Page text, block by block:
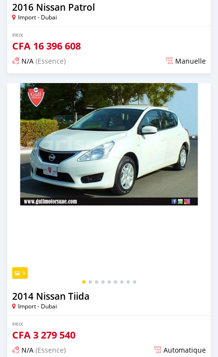
2016 Nissan Patrol
Import - Dubai
PRIX
CFA 16 396 608
N/A (Essence) Manuelle
Publié il y a presque 6 ans
9
2014 Nissan Tiida
Import - Dubai
PRIX
CFA3 279 540
N/A (Essence) Automatique